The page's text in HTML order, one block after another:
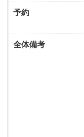
予約
全体備考